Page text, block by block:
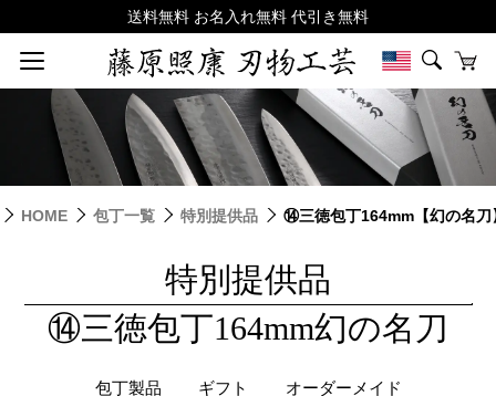
HOME 包丁一覧 特別提供品 ⑭三徳包丁164mm【幻の名刀
特別提供品
|
⑭三徳包丁164mm幻の名刀
包丁製品 ギフト オーダーメイド